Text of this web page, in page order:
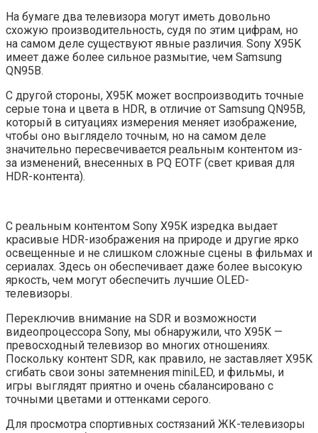
На бумаге два телевизора могут иметь довольно
схожую производительность, судя по этим цифрам, но
на самом деле существуют явные различия. Sony X95K
имеет даже более сильное размытие, чем Samsung
QN95B.
С другой стороны, X95K может воспроизводить точные
серые тона и цвета в HDR, в отличие от Samsung QN95B,
который в ситуациях измерения меняет изображение,
чтобы оно выглядело точным, но на самом деле
значительно пересвечивается реальным контентом из-
за изменений, внесенных в PQ EOTF (свет кривая для
HDR-контента).
С реальным контентом Sony X95K изредка выдает
красивые HDR-изображения на природе и другие ярко
освещенные и не слишком сложные сцены в фильмах и
сериалах. Здесь он обеспечивает даже более высокую
яркость, чем могут обеспечить лучшие OLED-
телевизоры.
Переключив внимание на SDR и возможности
видеопроцессора Sony, мы обнаружили, что X95K —
превосходный телевизор во многих отношениях.
Поскольку контент SDR, как правило, не заставляет X95K
сгибать свои зоны затемнения miniLED, и фильмы, и
игры выглядят приятно и очень сбалансировано с
точными цветами и оттенками серого.
Для просмотра спортивных состязаний ЖК-телевизоры